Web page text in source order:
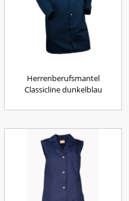
Herrenberufsmantel
Classicline dunkelblau